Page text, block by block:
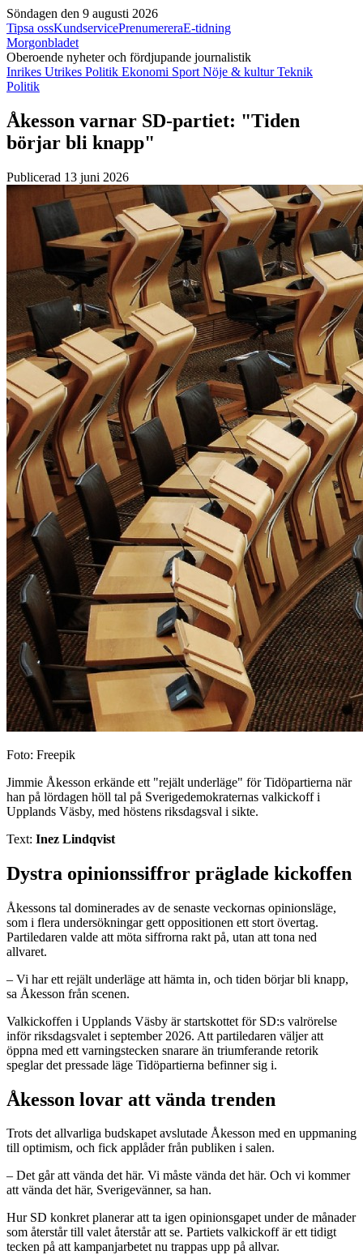
Söndagen den 9 augusti 2026
Tipsa ossKundservicePrenumereraE-tidning
Morgonbladet
Oberoende nyheter och fördjupande journalistik
Inrikes Utrikes Politik Ekonomi Sport Nöje & kulturTeknik
Politik
Åkesson varnar SD-partiet: "Tiden
börjar bli knapp"
Publicerad 13 juni 2026
Foto: Freepik
Jimmie Åkesson erkände ett "rejält underläge" för Tidöpartierna när
han på lördagen höll tal på Sverigedemokraternas valkickoff i
Upplands Väsby, med höstens riksdagsval i sikte.
Text: Inez Lindqvist
Dystra opinionssiffror präglade kickoffen
Åkessons tal dominerades av de senaste veckornas opinionsläge,
som i flera undersökningar gett oppositionen ett stort övertag.
Partiledaren valde att möta siffrorna rakt på, utan att tona ned
allvaret.
– Vi har ett rejält underläge att hämta in, och tiden börjar bli knapp,
sa Åkesson från scenen.
Valkickoffen i Upplands Väsby är startskottet för SD:s valrörelse
inför riksdagsvalet i september 2026. Att partiledaren väljer att
öppna med ett varningstecken snarare än triumferande retorik
speglar det pressade läge Tidöpartierna befinner sig i.
Åkesson lovar att vända trenden
Trots det allvarliga budskapet avslutade Åkesson med en uppmaning
till optimism, och fick applåder från publiken i salen.
– Det går att vända det här. Vi måste vända det här. Och vi kommer
att vända det här, Sverigevänner, sa han.
Hur SD konkret planerar att ta igen opinionsgapet under de månader
som återstår till valet återstår att se. Partiets valkickoff är ett tidigt
tecken på att kampanjarbetet nu trappas upp på allvar.